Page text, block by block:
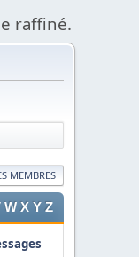
raffiné.
MEMBRES
W X Y Z